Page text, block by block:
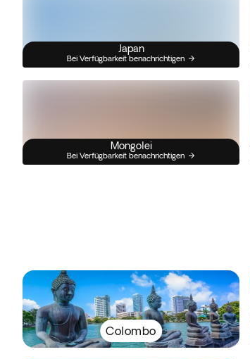
Japan
Bei Verfügbarkeit benachrichtigen
Mongolei
Bei Verfügbarkeit benachrichtigen
Colombo